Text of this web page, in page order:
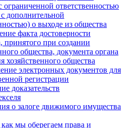
ограниченной ответственностью
дополнительной
о выходе из общества
факта достоверности
принятого при создании
общества, документа органа
хозяйственного общества
электронных документов для
регистрации
доказательств
о залоге движимого имущества
мы оберегаем права и